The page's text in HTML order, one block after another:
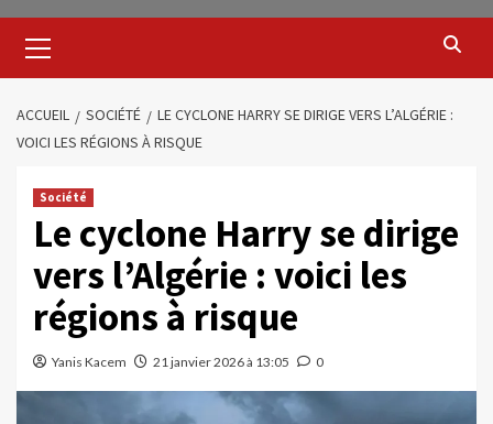
ACCUEIL SOCIÉTÉ
LE CYCLONE HARRY SE DIRIGE VERS L’ALGÉRIE :
VOICI LES RÉGIONS À RISQUE
Société
Le cyclone Harry se dirige
vers l’Algérie : voici les
régions à risque
Yanis Kacem 21 janvier 2026 à 13:05 0